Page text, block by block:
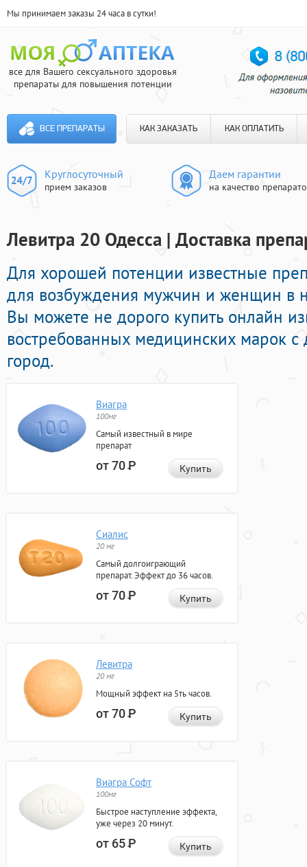
Мы принимаем заказы 24 часа в сутки!
все для Вашего сексуального здоровья
препараты для повышения потенции
ВСЕ ПРЕПАРАТЫ КАК ЗАКАЗАТЬ КАК ОПЛАТИТЬ
Круглосуточный
прием заказов
Даем гарантии
на качество
Левитра 20 Одесса | Доставка
Для хорошей потенции известные
для возбуждения мужчин и женщин в
Вы можете не дорого купить онлайн
востребованных медицинских марок с
город.
Виагра
100мг
Самый известный в мире
препарат
от 70Р Купить
Сиалис
20 мг
Самый долгоиграющий
препарат. Эффект до 36 часов.
от 70Р Купить
Левитра
20 мг
Мощный эффект на 5ть часов.
от 70Р Купить
Виагра Софт
100мг
Быстрое наступление эффекта,
уже через 20 минут.
от 65Р Купить